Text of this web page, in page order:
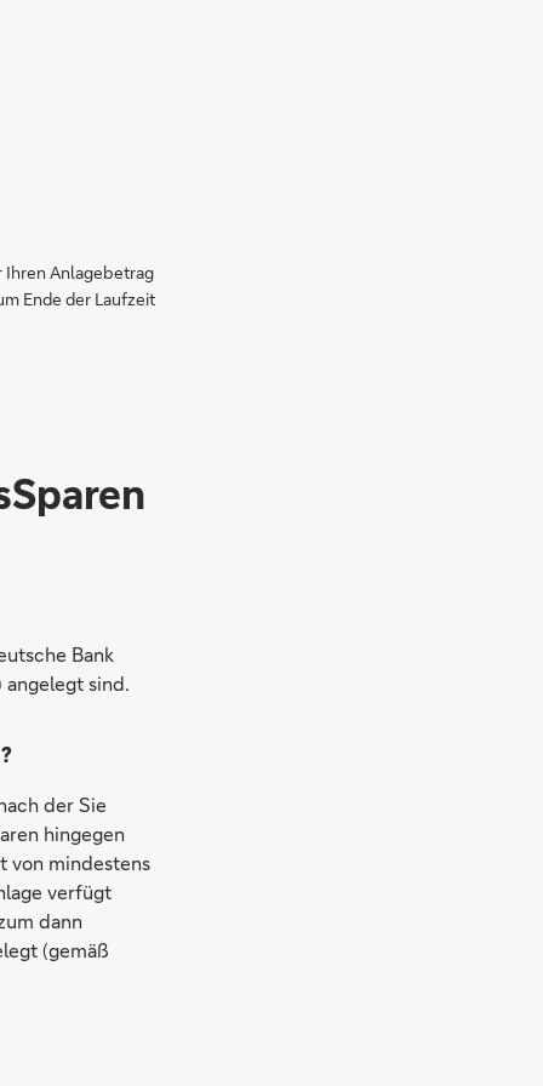
Ihren Anlagebetrag
Ende der Laufzeit
Bank
angelegt sind.
der Sie
hingegen
von mindestens
verfügt
dann
(gemäß